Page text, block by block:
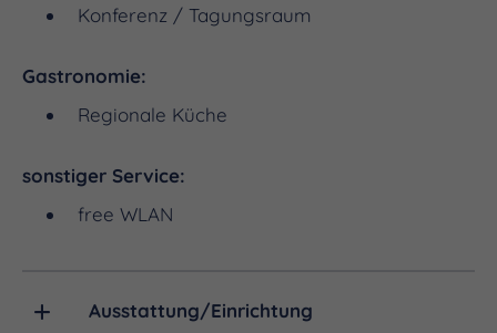
Konferenz / Tagungsraum
Gastronomie:
Regionale Küche
sonstiger Service:
free WLAN
Ausstattung/Einrichtung